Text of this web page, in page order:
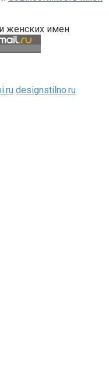
женских имен
designstilno.ru